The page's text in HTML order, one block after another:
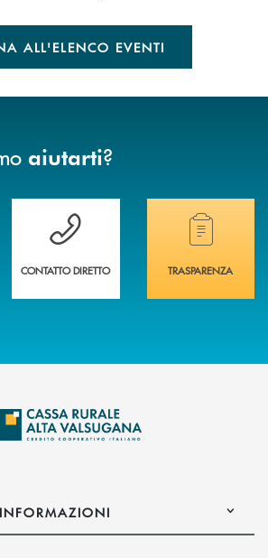
ALL'ELENCO EVENTI
aiutarti?
nuova PRENOTA BANCA
Hai bisogno di assistenza immediata?
CONTATTO DIRETTO
Hai bisogno di
TRASPARENZA
INFORMAZIONI